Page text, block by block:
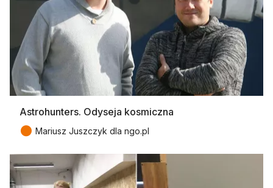
Astrohunters. Odyseja kosmiczna
● Mariusz Juszczyk dla ngo.pl